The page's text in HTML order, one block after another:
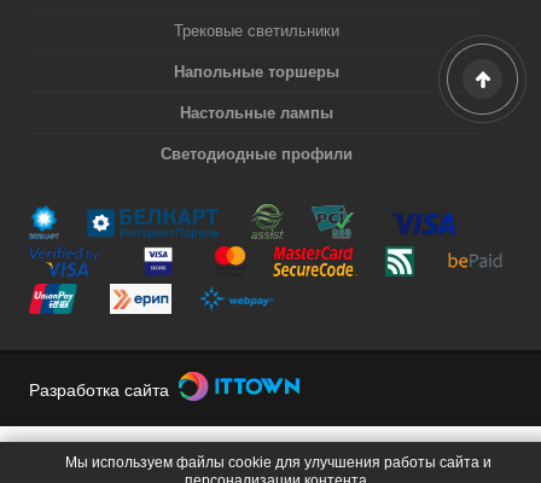
Трековые светильники
Напольные торшеры
Настольные лампы
Светодиодные профили
Разработка сайта
Мы используем файлы cookie для улучшения работы сайта и